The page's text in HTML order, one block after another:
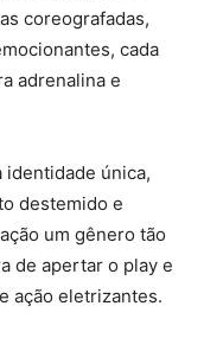
coreografadas,
cada
adrenalina e
identidade única,
destemido e
um gênero tão
de apertar o play e
ação eletrizantes.